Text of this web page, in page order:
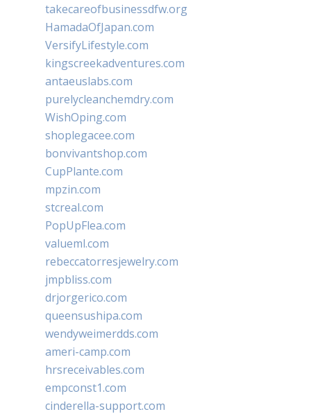
takecareofbusinessdfw.org
HamadaOfJapan.com
VersifyLifestyle.com
kingscreekadventures.com
antaeuslabs.com
purelycleanchemdry.com
WishOping.com
shoplegacee.com
bonvivantshop.com
CupPlante.com
mpzin.com
stcreal.com
PopUpFlea.com
valueml.com
rebeccatorresjewelry.com
jmpbliss.com
drjorgerico.com
queensushipa.com
wendyweimerdds.com
ameri-camp.com
hrsreceivables.com
empconst1.com
cinderella-support.com